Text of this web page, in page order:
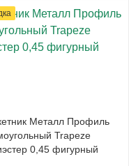
Металл Профиль
Trapeze
0,45 фигурный